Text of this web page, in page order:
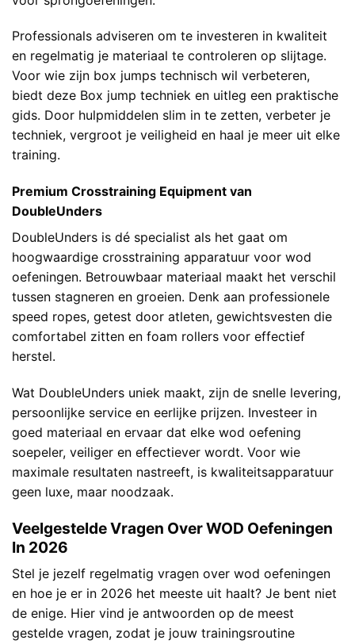
Professionals adviseren om te investeren in kwaliteit
en regelmatig je materiaal te controleren op slijtage.
Voor wie zijn box jumps technisch wil verbeteren,
biedt deze Box jump techniek en uitleg een praktische
gids. Door hulpmiddelen slim in te zetten, verbeter je
techniek, vergroot je veiligheid en haal je meer uit elke
training.
Premium Crosstraining Equipment van
DoubleUnders
DoubleUnders is dé specialist als het gaat om
hoogwaardige crosstraining apparatuur voor wod
oefeningen. Betrouwbaar materiaal maakt het verschil
tussen stagneren en groeien. Denk aan professionele
speed ropes, getest door atleten, gewichtsvesten die
comfortabel zitten en foam rollers voor effectief
herstel.
Wat DoubleUnders uniek maakt, zijn de snelle levering,
persoonlijke service en eerlijke prijzen. Investeer in
goed materiaal en ervaar dat elke wod oefening
soepeler, veiliger en effectiever wordt. Voor wie
maximale resultaten nastreeft, is kwaliteitsapparatuur
geen luxe, maar noodzaak.
Veelgestelde Vragen Over WOD Oefeningen
In 2026
Stel je jezelf regelmatig vragen over wod oefeningen
en hoe je er in 2026 het meeste uit haalt? Je bent niet
de enige. Hier vind je antwoorden op de meest
gestelde vragen, zodat je jouw trainingsroutine